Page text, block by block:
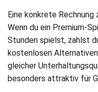
Eine konkrete
Wenn du ein Premium-
Stunden spielst, zahlst
kostenlosen
gleicher
besonders attraktiv für